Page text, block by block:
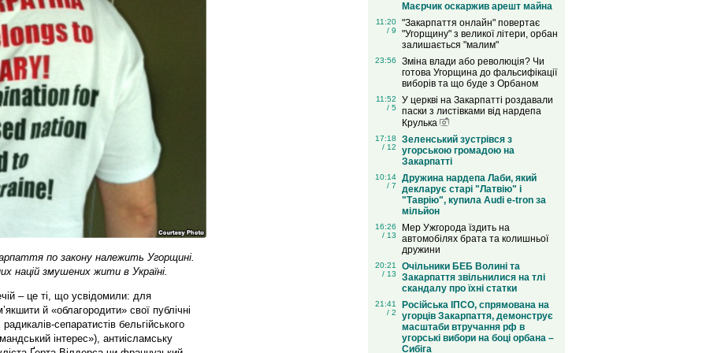
по закону належить Угорщині.
націй змушених жити в Україні.
– це ті, що усвідомили: для
й «облагородити» свої публічні
сепаратистів бельгійського
інтерес»), антиісламську
Маєрчик оскаржив арешт майна
11:20
/ 9
"Закарпаття онлайн" повертає
"Угорщину" з великої літери, орбан
залишається "малим"
23:56
Зміна влади або революція? Чи
готова Угорщина до фальсифікації
виборів та що буде з Орбаном
11:52
/ 5
У церкві на Закарпатті роздавали
паски з листівками від нардепа
Крулька
17:18
/ 12
Зеленський зустрівся з
угорською громадою на
Закарпатті
10:14
/ 7
Дружина нардепа Лаби, який
декларує старі "Латвію" і
"Таврію", купила Audi e-tron за
мільйон
16:26
/ 13
Мер Ужгорода їздить на
автомобілях брата та колишньої
дружини
20:21
/ 13
Очільники БЕБ Волині та
Закарпаття звільнилися на тлі
скандалу про їхні статки
21:41
/ 2
Російська ІПСО, спрямована на
угорців Закарпаття, демонструє
масштаби втручання рф в
угорські вибори на боці орбана –
Сибіга